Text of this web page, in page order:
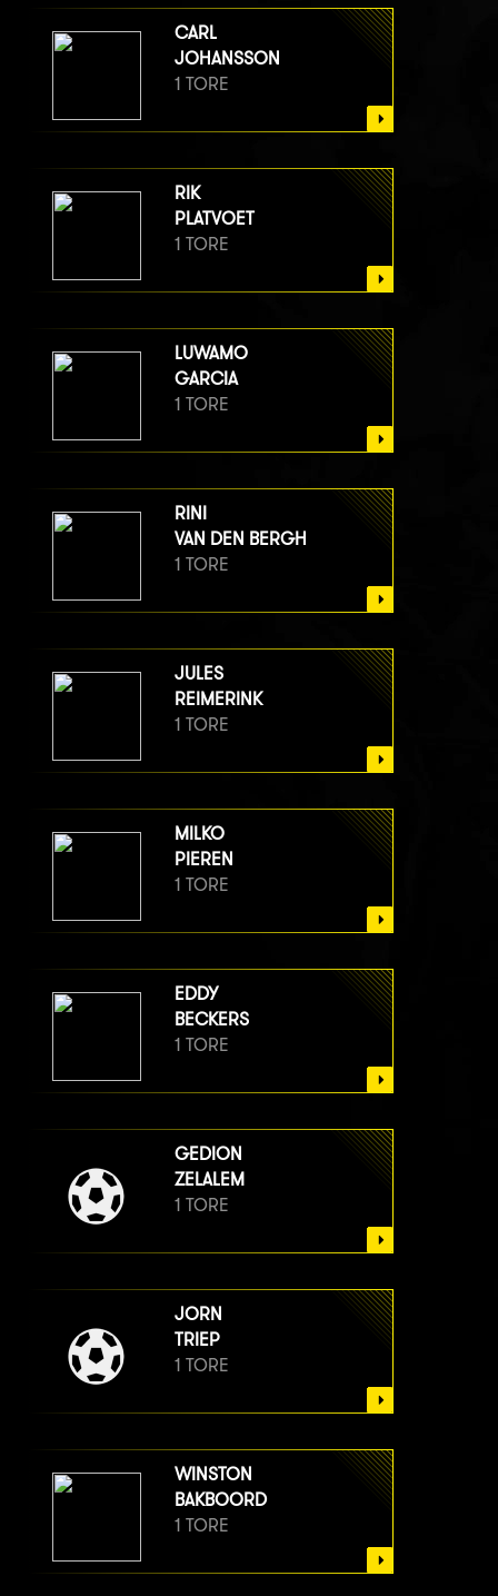
CARL
JOHANSSON
1 TORE
RIK
PLATVOET
1 TORE
LUWAMO
GARCIA
1 TORE
RINI
VAN DEN BERGH
1 TORE
JULES
REIMERINK
1 TORE
MILKO
PIEREN
1 TORE
EDDY
BECKERS
1 TORE
GEDION
ZELALEM
1 TORE
JORN
TRIEP
1 TORE
WINSTON
BAKBOORD
1 TORE